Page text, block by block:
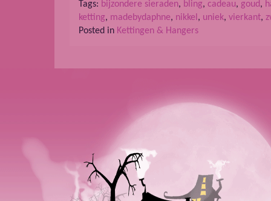
Tags: bijzondere sieraden, bling, cadeau, goud,
ketting, madebydaphne, nikkel , uniek, vierkant,
Posted in Kettingen & Hangers